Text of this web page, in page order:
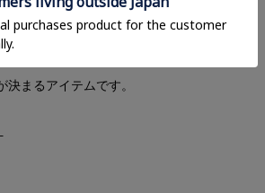
ンシールファスナーポケット付きで、機
ンに仕上げました。
まるアイテムです。